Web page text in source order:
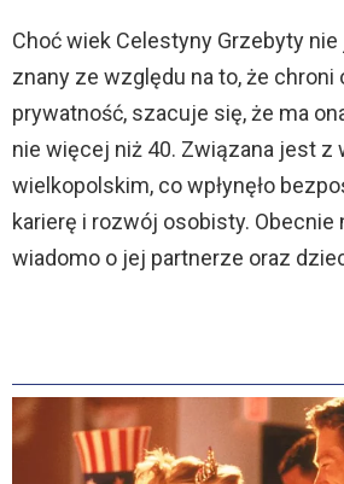
Choć wiek Celestyny Grzebyty
znany ze względu na to, że chroni
prywatność, szacuje się, że ma
nie więcej niż 40. Związana jest
wielkopolskim, co wpłynęło
karierę i rozwój osobisty. Obecnie
wiadomo o jej partnerze oraz